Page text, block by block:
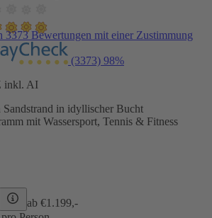
3373 Bewertungen mit einer Zustimmung
(3373) 98%
inkl. AI
in idyllischer Bucht
mit Wassersport, Tennis & Fitness
ab €1.199,-